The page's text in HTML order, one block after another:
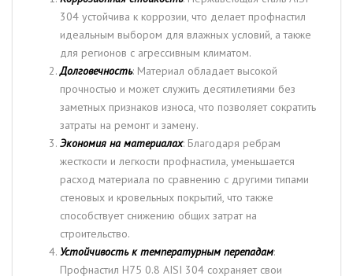
304 устойчива к коррозии, что делает профнастил
идеальным выбором для влажных условий, а также
для регионов с агрессивным климатом.
Долговечность: Материал обладает высокой
прочностью и может служить десятилетиями без
заметных признаков износа, что позволяет сократить
затраты на ремонт и замену.
Экономия на материалах: Благодаря ребрам
жесткости и легкости профнастила, уменьшается
расход материала по сравнению с другими типами
стеновых и кровельных покрытий, что также
способствует снижению общих затрат на
строительство.
Устойчивость к температурным перепадам:
Профнастил Н75 0.8 AISI 304 сохраняет свои